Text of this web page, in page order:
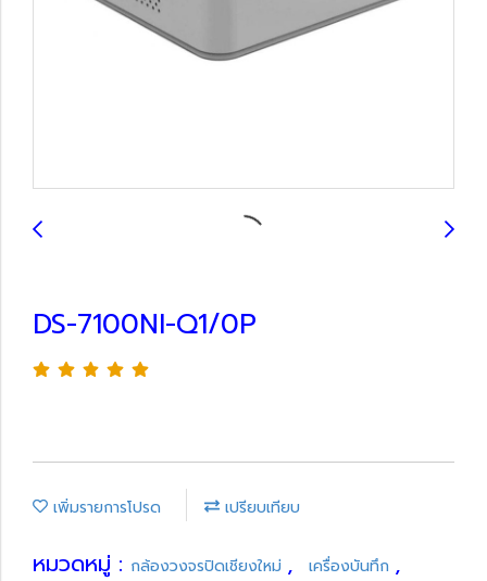
DS-7100NI-Q1/0P
เพิ่มรายการโปรด เปรียบเทียบ
หมวดหมู่ : กล้องวงจรปิดเชียงใหม่ , เครื่องบันทึก ,